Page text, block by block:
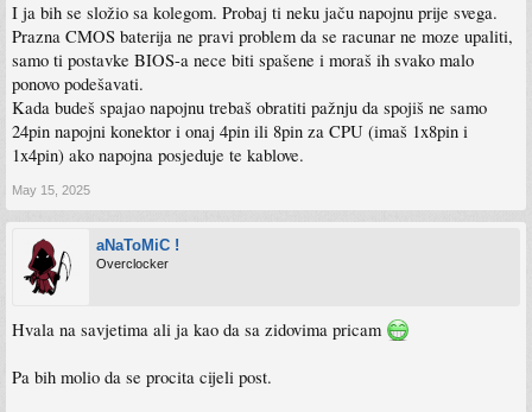
I ja bih se složio sa kolegom. Probaj ti neku jaču napojnu prije svega.
Prazna CMOS baterija ne pravi problem da se racunar ne moze upaliti,
samo ti postavke BIOS-a nece biti spašene i moraš ih svako malo
ponovo podešavati.
Kada budeš spajao napojnu trebaš obratiti pažnju da spojiš ne samo
24pin napojni konektor i onaj 4pin ili 8pin za CPU (imaš 1x8pin i
1x4pin) ako napojna posjeduje te kablove.
May 15, 2025
aNaToMiC !
Overclocker
Hvala na savjetima ali ja kao da sa zidovima pricam
Pa bih molio da se procita cijeli post.